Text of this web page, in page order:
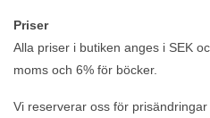
Priser
Alla priser i butiken anges i SEK
moms och 6% för böcker.
Vi reserverar oss för